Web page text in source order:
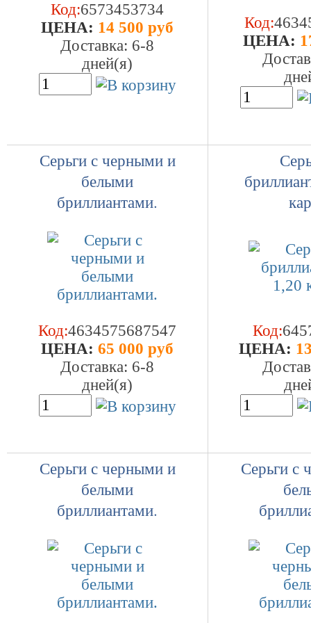
Код:6573453734
ЦEHA: 14 500 руб
Доставка: 6-8
дней(я)
Код:
ЦEHA:
Серьги с черными и
белыми
бриллиантами.
Код:4634575687547
ЦEHA: 65 000 руб
Доставка: 6-8
дней(я)
Код:
ЦEHA:
Серьги с черными и
белыми
бриллиантами.
Серьги с